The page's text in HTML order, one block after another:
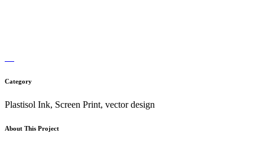
Category
Plastisol Ink, Screen Print, vector design
About This Project